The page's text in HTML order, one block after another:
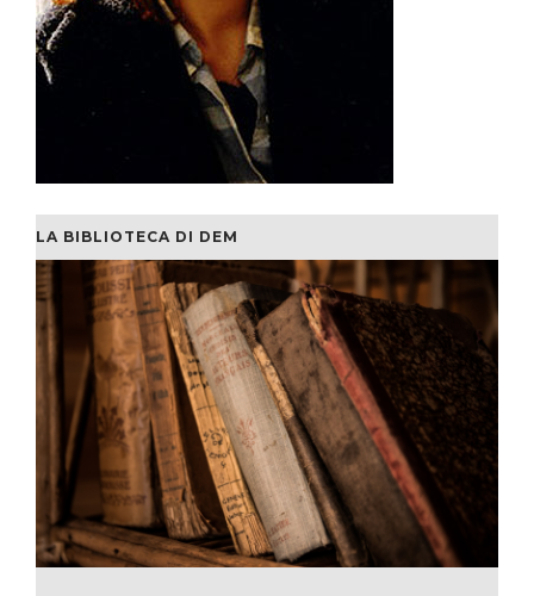
LA BIBLIOTECA DI DEM